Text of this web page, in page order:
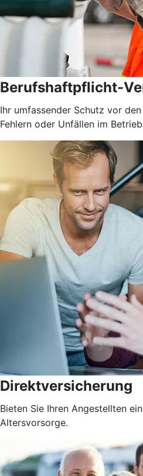
Berufshaftpflicht-
Ihr umfassender Schutz vor
Fehlern oder Unfällen im
Direktversicherung
Bieten Sie Ihren Angestellten
Altersvorsorge.